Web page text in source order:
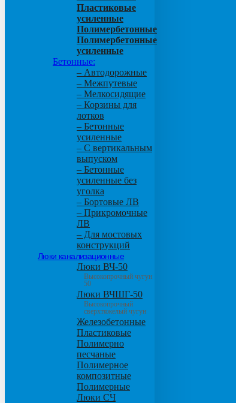
Пластиковые
усиленные
Полимербетонные
Полимербетонные
усиленные
Бетонные:
– Автодорожные
– Межпутевые
– Мелкосидящие
– Корзины для
лотков
– Бетонные
усиленные
– С вертикальным
выпуском
– Бетонные
усиленные без
уголка
– Бортовые ЛВ
– Прикромочные
ЛВ
– Для мостовых
конструкций
Люки канализационные
Люки ВЧ-50
Высокопрочный чугун
50
Люки ВЧШГ-50
Высокопрочный
сверхтяжелый чугун
Железобетонные
Пластиковые
Полимерно
песчаные
Полимерное
композитные
Полимерные
Люки СЧ